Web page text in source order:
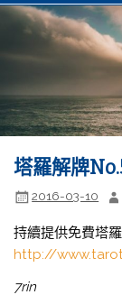
塔羅解牌
2016-03-10
持續提供免費塔
http://
7rin